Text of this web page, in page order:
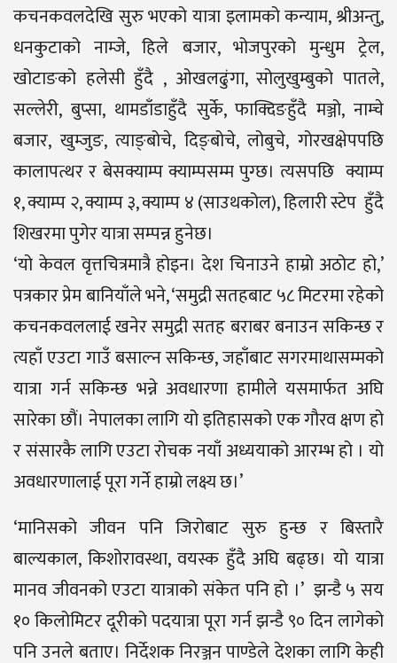
कचनकवलदेखि सुरु भएको यात्रा इलामको कन्याम, श्रीअन्तु,
धनकुटाको नाम्जे, हिले बजार, भोजपुरको मुन्धुम ट्रेल,
खोटाङको हलेसी हुँदै , ओखलढुंगा, सोलुखुम्बुको पातले,
सल्लेरी, बुप्सा, थामडाँडाहुँदै सुर्के, फाक्दिङहुँदै मञ्जो, नाम्चे
बजार, खुम्जुङ, त्याङ्बोचे, दिङ्बोचे, लोबुचे, गोरखक्षेपपछि
कालापत्थर र बेसक्याम्प क्याम्पसम्म पुग्छ। त्यसपछि क्याम्प
१, क्याम्प २, क्याम्प ३, क्याम्प ४ (साउथकोल), हिलारी स्टेप हुँदै
शिखरमा पुगेर यात्रा सम्पन्न हुनेछ।
‘यो केवल वृत्तचित्रमात्रै होइन। देश चिनाउने हाम्रो अठोट हो,’
पत्रकार प्रेम बानियाँले भने, ‘समुद्री सतहबाट ५८ मिटरमा रहेको
कचनकवललाई खनेर समुद्री सतह बराबर बनाउन सकिन्छ र
त्यहाँ एउटा गाउँ बसाल्न सकिन्छ, जहाँबाट सगरमाथासम्मको
यात्रा गर्न सकिन्छ भन्ने अवधारणा हामीले यसमार्फत अघि
सारेका छौं। नेपालका लागि यो इतिहासको एक गौरव क्षण हो
र संसारकै लागि एउटा रोचक नयाँ अध्ययाको आरम्भ हो । यो
अवधारणालाई पूरा गर्ने हाम्रो लक्ष्य छ।’
‘मानिसको जीवन पनि जिरोबाट सुरु हुन्छ र बिस्तारै
बाल्यकाल, किशोरावस्था, वयस्क हुँदै अघि बढ्छ। यो यात्रा
मानव जीवनको एउटा यात्राको संकेत पनि हो ।’ झन्डै ५ सय
१० किलोमिटर दूरीको पदयात्रा पूरा गर्न झन्डै ९० दिन लागेको
पनि उनले बताए। निर्देशक निरञ्जन पाण्डेले देशका लागि केही